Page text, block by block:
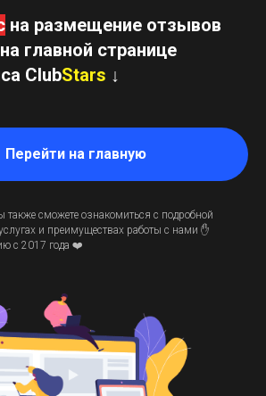
на размещение отзывов
главной странице
ClubStars ↓
Перейти на главную
также сможете ознакомиться с подробной
и преимуществах работы с нами ✋
с 2017 года ❤️